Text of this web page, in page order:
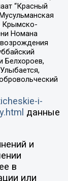
“Красный
Крымско-
Номана
Белхороев,
i-
данные
и
в
или